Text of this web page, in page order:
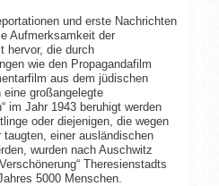
und erste Nachrichten
Aufmerksamkeit der
hervor, die durch
wie den Propagandafilm
aus dem jüdischen
eine großangelegte
im Jahr 1943 beruhigt werden
oder diejenigen, die wegen
einer ausländischen
wurden nach Auschwitz
Theresienstadts
5000 Menschen.